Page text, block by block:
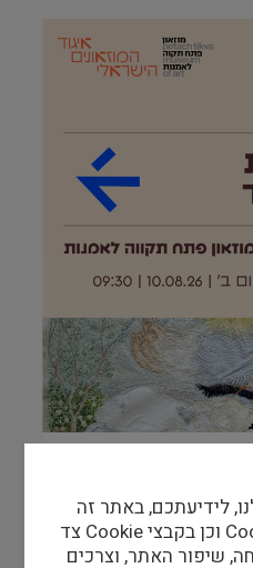
-
10/08/26
לידיעתכם, באתר זה
נעשה שימוש בקבצי Cookie וכן בקבצי Cookie צד
שיפור האתר, וצרכים